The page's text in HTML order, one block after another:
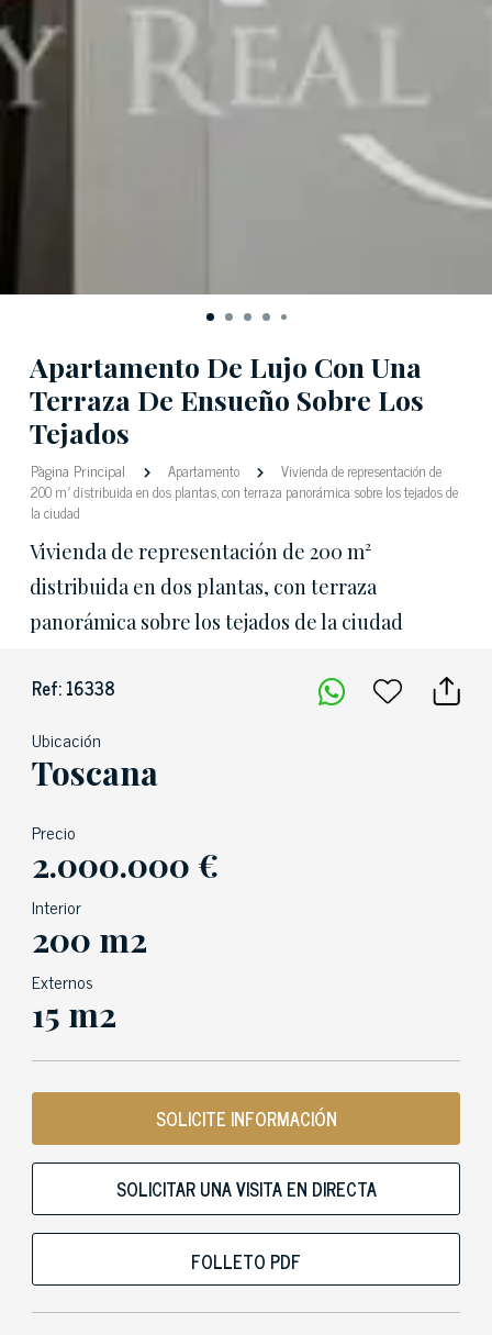
Apartamento De Lujo Con Una
Terraza De Ensueño Sobre Los
Tejados
Pàgina Principal Apartamento
Vivienda de representación de
200 m² distribuida en dos plantas, con terraza panorámica sobre los tejados de
la ciudad
Vivienda de representación de 200 m²
distribuida en dos plantas, con terraza
panorámica sobre los tejados de la ciudad
Ref: 16338
Ubicación
Toscana
Precio
2.000.000 €
Interior
200 m2
Externos
15 m2
SOLICITE INFORMACIÓN
SOLICITAR UNA VISITA EN DIRECTA
FOLLETO PDF